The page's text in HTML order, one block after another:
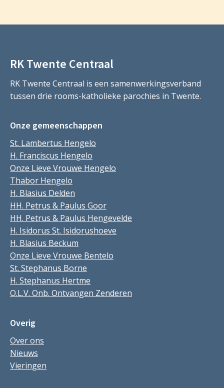
RK Twente Centraal
RK Twente Centraal is een samenwerkingsverband
tussen drie rooms-katholieke parochies in Twente.
Onze gemeenschappen
St. Lambertus Hengelo
H. Franciscus Hengelo
Onze Lieve Vrouwe Hengelo
Thabor Hengelo
H. Blasius Delden
HH. Petrus & Paulus Goor
HH. Petrus & Paulus Hengevelde
H. Isidorus St. Isidorushoeve
H. Blasius Beckum
Onze Lieve Vrouwe Bentelo
St. Stephanus Borne
H. Stephanus Hertme
O.L.V. Onb. Ontvangen Zenderen
Overig
Over ons
Nieuws
Vieringen